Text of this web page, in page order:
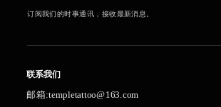
订阅我们的时事通讯，接收最新消息。
联系我们
邮箱:templetattoo@163.com